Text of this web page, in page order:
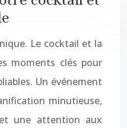
Le cocktail et la
moments clés pour
Un événement
minutieuse,
une attention aux